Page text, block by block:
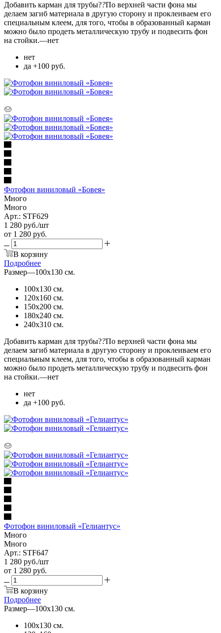
Добавить карман для трубы??По верхней части фона мы
делаем загиб материала в другую сторону и проклеиваем его
специальным клеем, для того, чтобы в образованный карман
можно было продеть металлическую трубу и подвесить фон
на стойки.—нет
нет
да +100 руб.
Фотофон виниловый «Бовея»
Много
Много
Арт.: STF629
1 280 руб./шт
от 1 280 руб.
В корзину
Подробнее
Размер—100х130 см.
100х130 см.
120х160 см.
150х200 см.
180х240 см.
240х310 см.
Добавить карман для трубы??По верхней части фона мы
делаем загиб материала в другую сторону и проклеиваем его
специальным клеем, для того, чтобы в образованный карман
можно было продеть металлическую трубу и подвесить фон
на стойки.—нет
нет
да +100 руб.
Фотофон виниловый «Гелиантус»
Много
Много
Арт.: STF647
1 280 руб./шт
от 1 280 руб.
В корзину
Подробнее
Размер—100х130 см.
100х130 см.